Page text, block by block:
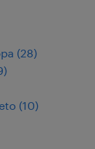
(28)
)
(10)